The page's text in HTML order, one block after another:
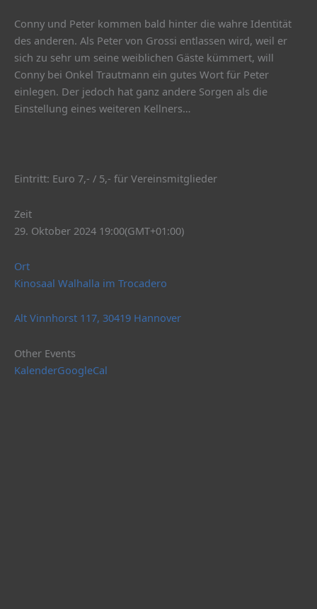
Conny und Peter kommen bald hinter die wahre Identität
des anderen. Als Peter von Grossi entlassen wird, weil er
sich zu sehr um seine weiblichen Gäste kümmert, will
Conny bei Onkel Trautmann ein gutes Wort für Peter
einlegen. Der jedoch hat ganz andere Sorgen als die
Einstellung eines weiteren Kellners…
Eintritt: Euro 7,- / 5,- für Vereinsmitglieder
Zeit
29. Oktober 2024 19:00(GMT+01:00)
Ort
Kinosaal Walhalla im Trocadero
Alt Vinnhorst 117, 30419 Hannover
Other Events
KalenderGoogleCal